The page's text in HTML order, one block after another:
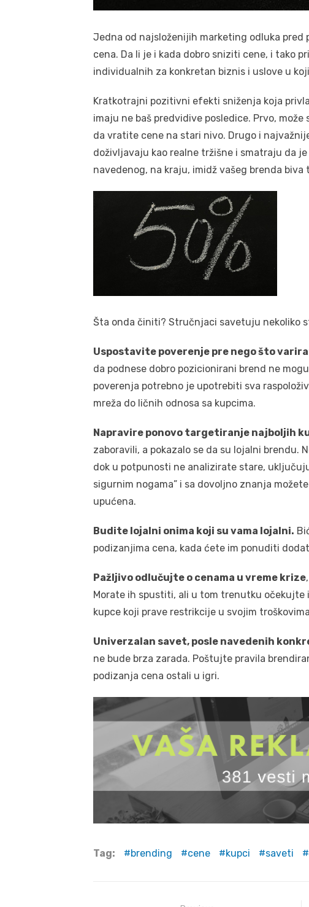
Jedna od najsloženijih marketing odluka pred
cena. Da li je i kada dobro sniziti cene, i tako
individualnih za konkretan biznis i uslove u
Kratkotrajni pozitivni efekti sniženja koja
imaju ne baš predvidive posledice. Prvo,
da vratite cene na stari nivo. Drugo i
doživljavaju kao realne tržišne i smatraju da
navedenog, na kraju, imidž vašeg brenda
Šta onda činiti? Stručnjaci savetuju nekoliko
Uspostavite poverenje pre nego što
da podnese dobro pozicionirani brend ne
poverenja potrebno je upotrebiti sva
mreža do ličnih odnosa sa kupcima.
Napravire ponovo targetiranje najboljih
zaboravili, a pokazalo se da su lojalni brendu.
dok u potpunosti ne analizirate stare,
sigurnim nogama” i sa dovoljno znanja
upućena.
Budite lojalni onima koji su vama lojalni.
podizanjima cena, kada ćete im ponuditi
Pažljivo odlučujte o cenama u vreme krize
Morate ih spustiti, ali u tom trenutku
kupce koji prave restrikcije u svojim
Univerzalan savet, posle navedenih
ne bude brza zarada. Poštujte pravila
podizanja cena ostali u igri.
Tag: brending cene kupci saveti